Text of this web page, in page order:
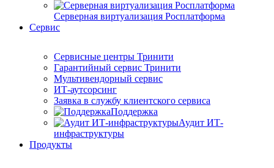
Серверная виртуализация Росплатформа
Сервис
Сервисные центры Тринити
Гарантийный сервис Тринити
Мультивендорный сервис
ИТ-аутсорсинг
Заявка в службу клиентского сервиса
Поддержка
Аудит ИТ-
инфраструктуры
Продукты